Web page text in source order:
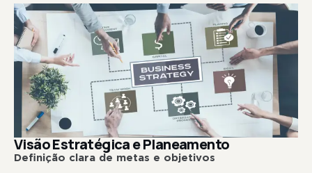
Visão Estratégica e Planeamento
Definição clara de metas e objetivos